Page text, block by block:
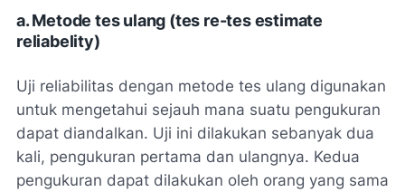
a. Metode tes ulang (tes re-tes estimate
reliabelity)
Uji reliabilitas dengan metode tes ulang digunakan
untuk mengetahui sejauh mana suatu pengukuran
dapat diandalkan. Uji ini dilakukan sebanyak dua
kali, pengukuran pertama dan ulangnya. Kedua
pengukuran dapat dilakukan oleh orang yang sama